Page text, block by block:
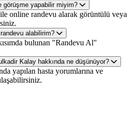
görüşme yapabilir miyim?
online randevu alarak görüntülü veya
alabilirim?
bulunan "Randevu Al"
Kalay hakkında ne düşünüyor?
yapılan hasta yorumlarına ve